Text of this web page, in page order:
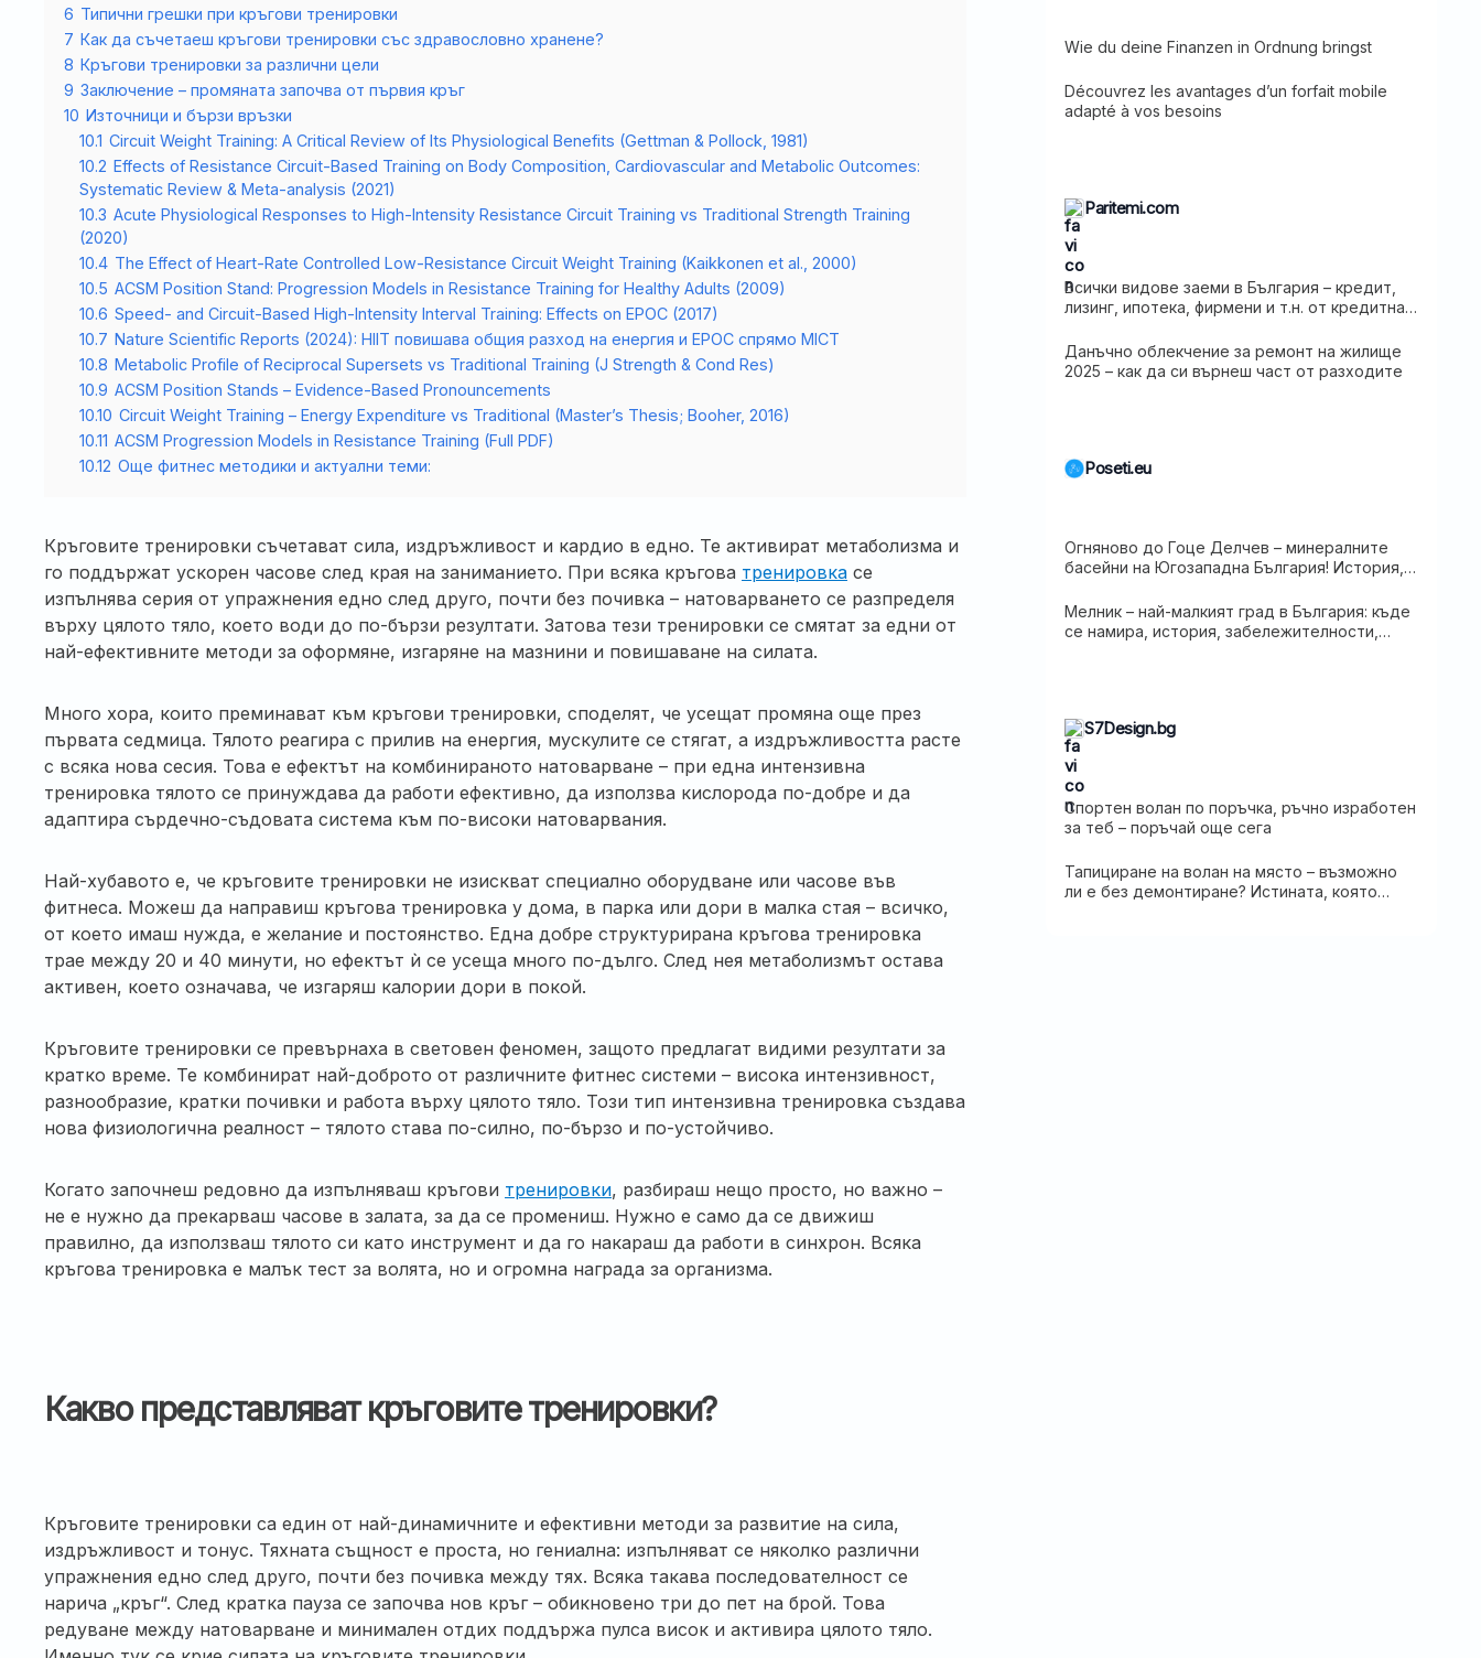
6 Типични грешки при кръгови тренировки
7 Как да съчетаеш кръгови тренировки със здравословно хранене?
8 Кръгови тренировки за различни цели
9 Заключение – промяната започва от първия кръг
10 Източници и бързи връзки
10.1 Circuit Weight Training: A Critical Review of Its Physiological Benefits (Gettman & Pollock, 1981)
10.2 Effects of Resistance Circuit-Based Training on Body Composition, Cardiovascular and Metabolic Outcomes:
Systematic Review & Meta-analysis (2021)
10.3 Acute Physiological Responses to High-Intensity Resistance Circuit Training vs Traditional Strength Training
(2020)
10.4 The Effect of Heart-Rate Controlled Low-Resistance Circuit Weight Training (Kaikkonen et al., 2000)
10.5 ACSM Position Stand: Progression Models in Resistance Training for Healthy Adults (2009)
10.6 Speed- and Circuit-Based High-Intensity Interval Training: Effects on EPOC (2017)
10.7 Nature Scientific Reports (2024): HIIT повишава общия разход на енергия и EPOC спрямо MICT
10.8 Metabolic Profile of Reciprocal Supersets vs Traditional Training (J Strength & Cond Res)
10.9 ACSM Position Stands – Evidence-Based Pronouncements
10.10 Circuit Weight Training – Energy Expenditure vs Traditional (Master’s Thesis; Booher, 2016)
10.11 ACSM Progression Models in Resistance Training (Full PDF)
10.12 Още фитнес методики и актуални теми:
Кръговите тренировки съчетават сила, издръжливост и кардио в едно. Те активират метаболизма и
го поддържат ускорен часове след края на заниманието. При всяка кръгова тренировка се
изпълнява серия от упражнения едно след друго, почти без почивка – натоварването се разпределя
върху цялото тяло, което води до по-бързи резултати. Затова тези тренировки се смятат за едни от
най-ефективните методи за оформяне, изгаряне на мазнини и повишаване на силата.
Много хора, които преминават към кръгови тренировки, споделят, че усещат промяна още през
първата седмица. Тялото реагира с прилив на енергия, мускулите се стягат, а издръжливостта расте
с всяка нова сесия. Това е ефектът на комбинираното натоварване – при една интензивна
тренировка тялото се принуждава да работи ефективно, да използва кислорода по-добре и да
адаптира сърдечно-съдовата система към по-високи натоварвания.
Най-хубавото е, че кръговите тренировки не изискват специално оборудване или часове във
фитнеса. Можеш да направиш кръгова тренировка у дома, в парка или дори в малка стая – всичко,
от което имаш нужда, е желание и постоянство. Една добре структурирана кръгова тренировка
трае между 20 и 40 минути, но ефектът ѝ се усеща много по-дълго. След нея метаболизмът остава
активен, което означава, че изгаряш калории дори в покой.
Кръговите тренировки се превърнаха в световен феномен, защото предлагат видими резултати за
кратко време. Те комбинират най-доброто от различните фитнес системи – висока интензивност,
разнообразие, кратки почивки и работа върху цялото тяло. Този тип интензивна тренировка създава
нова физиологична реалност – тялото става по-силно, по-бързо и по-устойчиво.
Когато започнеш редовно да изпълняваш кръгови тренировки, разбираш нещо просто, но важно –
не е нужно да прекарваш часове в залата, за да се промениш. Нужно е само да се движиш
правилно, да използваш тялото си като инструмент и да го накараш да работи в синхрон. Всяка
кръгова тренировка е малък тест за волята, но и огромна награда за организма.
Какво представляват кръговите тренировки?
Кръговите тренировки са един от най-динамичните и ефективни методи за развитие на сила,
издръжливост и тонус. Тяхната същност е проста, но гениална: изпълняват се няколко различни
упражнения едно след друго, почти без почивка между тях. Всяка такава последователност се
нарича „кръг“. След кратка пауза се започва нов кръг – обикновено три до пет на брой. Това
редуване между натоварване и минимален отдих поддържа пулса висок и активира цялото тяло.
Wie du deine Finanzen in Ordnung bringst
Découvrez les avantages d’un forfait mobile
adapté à vos besoins
Paritemi.com
Всички видове заеми в България – кредит,
лизинг, ипотека, фирмени и т.н. от кредитна
Данъчно облекчение за ремонт на жилище
2025 – как да си върнеш част от разходите
Poseti.eu
Огняново до Гоце Делчев – минералните
басейни на Югозападна България! История,
Мелник – най-малкият град в България: къде
се намира, история, забележителности,
S7Design.bg
Спортен волан по поръчка, ръчно изработен
за теб – поръчай още сега
Тапициране на волан на място – възможно
ли е без демонтиране? Истината, която